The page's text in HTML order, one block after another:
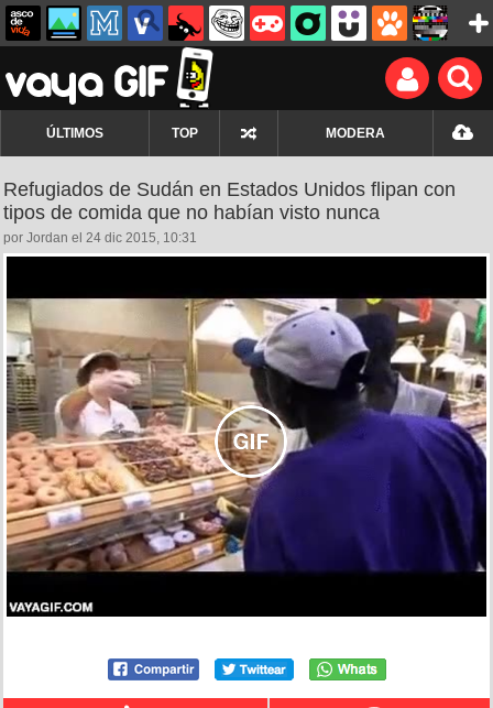
ÚLTIMOS TOP MODERA
Refugiados de Sudán en Estados Unidos flipan con
tipos de comida que no habían visto nunca
por Jordan el 24 dic 2015, 10:31